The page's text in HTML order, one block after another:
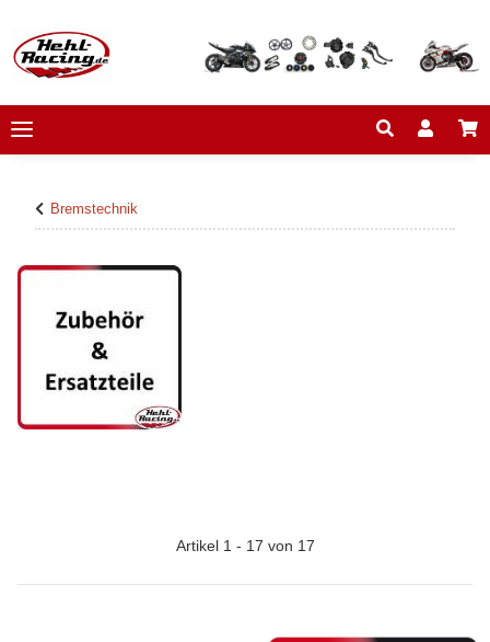
Bremstechnik
Artikel 1 - 17 von 17